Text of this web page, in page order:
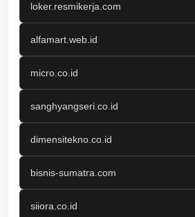
loker.resmikerja.com
alfamart.web.id
micro.co.id
sanghyangseri.co.id
dimensitekno.co.id
bisnis-sumatra.com
siiora.co.id